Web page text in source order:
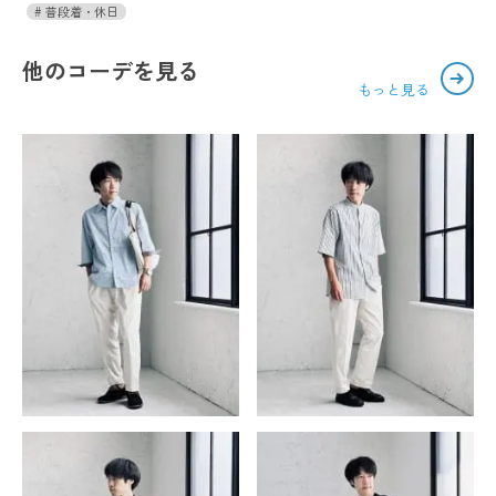
普段着・休日
他のコーデを見る
もっと見る